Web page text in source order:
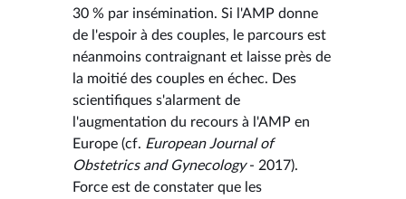
30 % par insémination. Si l'AMP donne
de l'espoir à des couples, le parcours est
néanmoins contraignant et laisse près de
la moitié des couples en échec. Des
scientifiques s'alarment de
l'augmentation du recours à l'AMP en
Europe (cf. European Journal of
Obstetrics and Gynecology- 2017).
Force est de constater que les